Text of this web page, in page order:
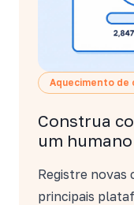
Aquecimento de
Construa
um humano
Registre novas
principais